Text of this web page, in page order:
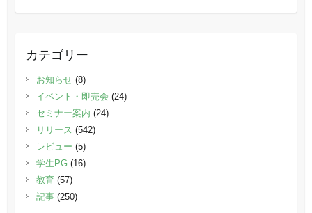
カテゴリー
お知らせ(8)
イベント・即売会 (24)
セミナー案内 (24)
リリース (542)
レビュー (5)
学生PG(16)
教育(57)
記事(250)